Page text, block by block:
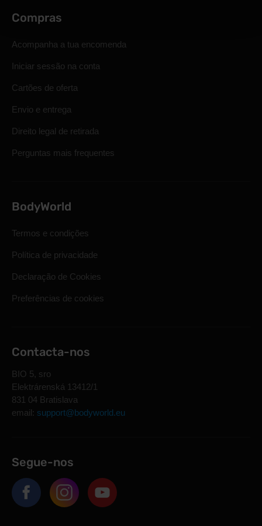
Compras
Acompanha a tua encomenda
Iniciar sessão na conta
Cartões de oferta
Envio e entrega
Direito legal de retirada
Perguntas mais frequentes
BodyWorld
Termos e condições
Política de privacidade
Declaração de Cookies
Preferências de cookies
Contacta-nos
BIO 5, sro
Elektrárenská 13412/1
831 04 Bratislava
email: support@bodyworld.eu
Segue-nos